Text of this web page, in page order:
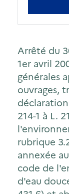
Arrêté du
1er avril
générales
ouvrages,
214-1 à L.
rubrique
annexée
code de
d'eau